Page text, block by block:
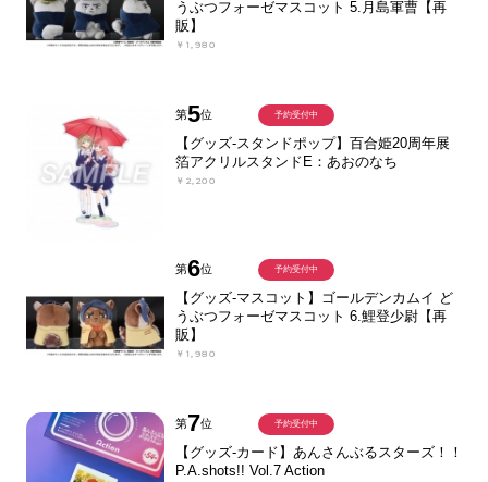
うぶつフォーゼマスコット 5.月島軍曹【再
販】
￥1,980
第5位
【グッズ-スタンドポップ】百合姫20周年展
箔アクリルスタンドE：あおのなち
￥2,200
予約受付中
第6位
【グッズ-マスコット】ゴールデンカムイ ど
うぶつフォーゼマスコット 6.鯉登少尉【再
販】
￥1,980
予約受付中
第7位
【グッズ-カード】あんさんぶるスターズ！！
P.A.shots!! Vol.7 Action
予約受付中